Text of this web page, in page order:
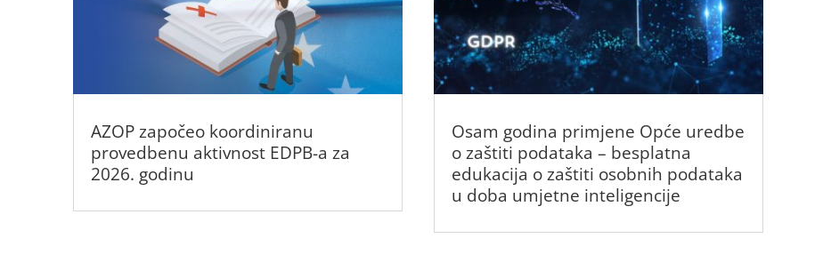
AZOP započeo koordiniranu
provedbenu aktivnost EDPB-a za
2026. godinu
Osam godina primjene Opće uredbe
o zaštiti podataka – besplatna
edukacija o zaštiti osobnih podataka
u doba umjetne inteligencije